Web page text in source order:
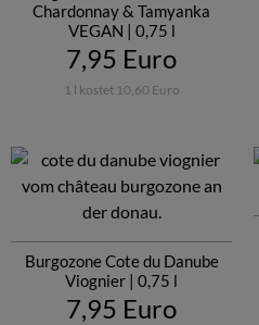
Chardonnay & Tamyanka
VEGAN | 0,75 l
7,95 Euro
1 l kostet 10,60 Euro
Burgozone Cote du Danube
Viognier | 0,75 l
7,95 Euro